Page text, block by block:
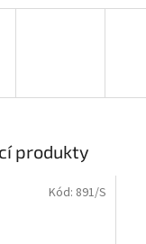
produkty
Kód: 891/S